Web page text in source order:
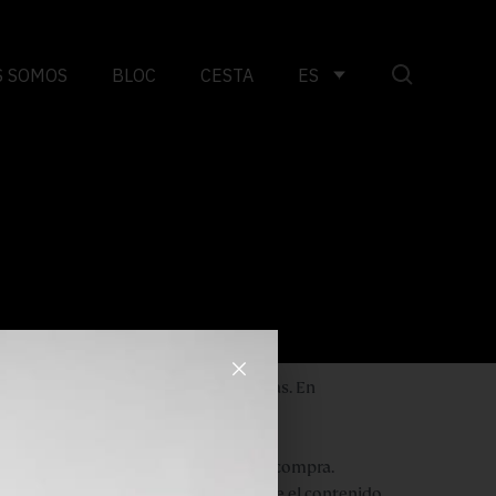
BLOC CESTA ES
estadísticas sobre las visitas. En
mantener la funcionalidad de compra.
×